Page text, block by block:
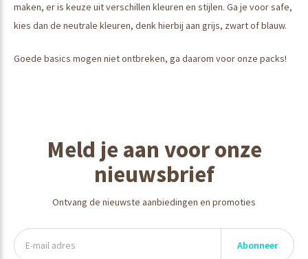
maken, er is keuze uit verschillen kleuren en stijlen. Ga je voor safe,
kies dan de neutrale kleuren, denk hierbij aan grijs, zwart of blauw.
Goede basics mogen niet ontbreken, ga daarom voor onze packs!
Meld je aan voor onze
nieuwsbrief
Ontvang de nieuwste aanbiedingen en promoties
Abonneer